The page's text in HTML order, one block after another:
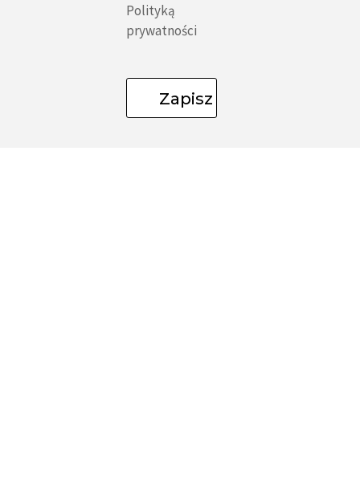
Polityką
prywatności